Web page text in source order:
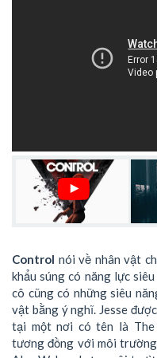
Control nói về nhân vật
khẩu súng có năng lực
cô cũng có những siêu
vật bằng ý nghĩ. Jesse
tại một nơi có tên là
tương đồng với môi